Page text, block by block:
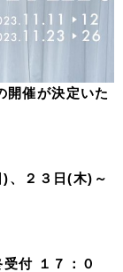
開催が決定いた
、２３日(木)～
付 １７：０